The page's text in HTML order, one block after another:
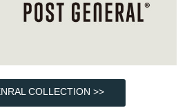
COLLECTION >>